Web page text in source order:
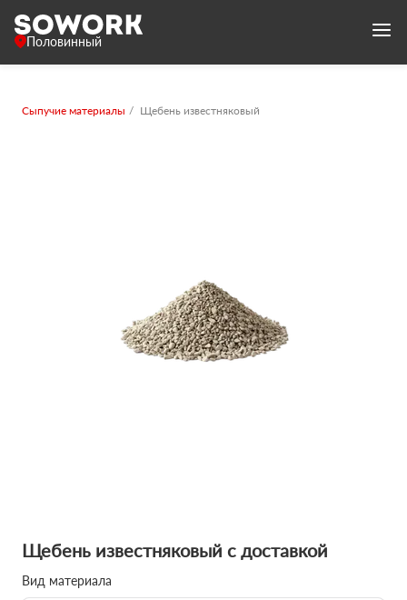
Половинный
Сыпучие материалы Щебень известняковый
Щебень известняковый с доставкой
Вид материала